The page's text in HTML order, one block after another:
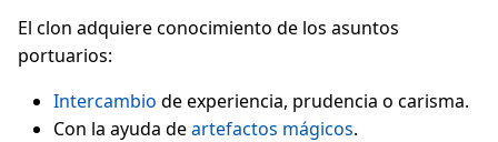
El clon adquiere conocimiento de los asuntos
portuarios:
Intercambio de experiencia, prudencia o carisma.
Con la ayuda deartefactos mágicos.